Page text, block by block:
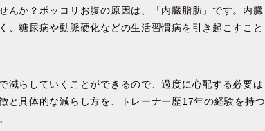
んか？ポッコリお腹の原因は、「内臓脂肪」です。内臓
、糖尿病や動脈硬化などの生活習慣病を引き起こすこと
減らしていくことができるので、過度に心配する必要は
と具体的な減らし方を、トレーナー歴17年の経験を持つ